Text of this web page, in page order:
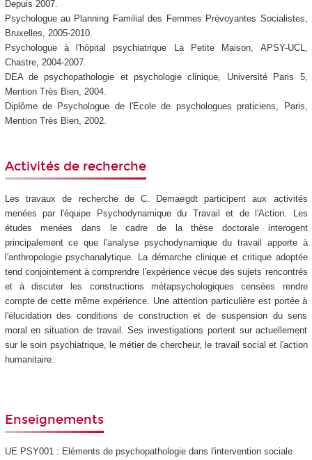
Depuis 2007.
Psychologue au Planning Familial des Femmes Prévoyantes Socialistes,
Bruxelles, 2005-2010.
Psychologue à l'hôpital psychiatrique La Petite Maison, APSY-UCL,
Chastre, 2004-2007.
DEA de psychopathologie et psychologie clinique, Université Paris 5,
Mention Très Bien, 2004.
Diplôme de Psychologue de l'Ecole de psychologues praticiens, Paris,
Mention Très Bien, 2002.
Activités de recherche
Les travaux de recherche de C. Demaegdt participent aux activités
menées par l'équipe Psychodynamique du Travail et de l'Action. Les
études menées dans le cadre de la thèse doctorale interogent
principalement ce que l'analyse psychodynamique du travail apporte à
l'anthropologie psychanalytique. La démarche clinique et critique adoptée
tend conjointement à comprendre l'expérience vécue des sujets rencontrés
et à discuter les constructions métapsychologiques censées rendre
compte de cette même expérience. Une attention particulière est portée à
l'élucidation des conditions de construction et de suspension du sens
moral en situation de travail. Ses investigations portent sur actuellement
sur le soin psychiatrique, le métier de chercheur, le travail social et l'action
humanitaire.
Enseignements
UE PSY001 : Eléments de psychopathologie dans l'intervention sociale